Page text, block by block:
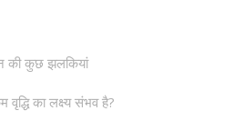
की कुछ झलकियां
वृद्धि का लक्ष्य संभव है?